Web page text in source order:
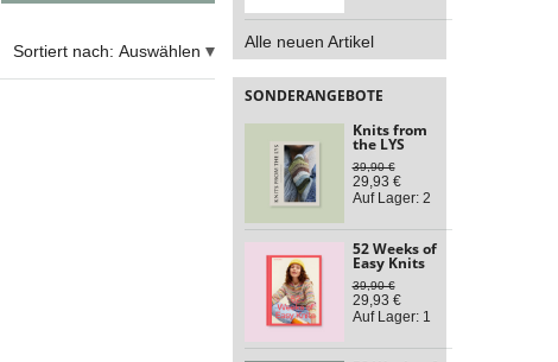
Sortiert nach: Auswählen Alle neuen Artikel
SONDERANGEBOTE
Knits from
the LYS
39,90 €
29,93 €
Auf Lager: 2
52 Weeks of
Easy Knits
39,90 €
29,93 €
Auf Lager: 1